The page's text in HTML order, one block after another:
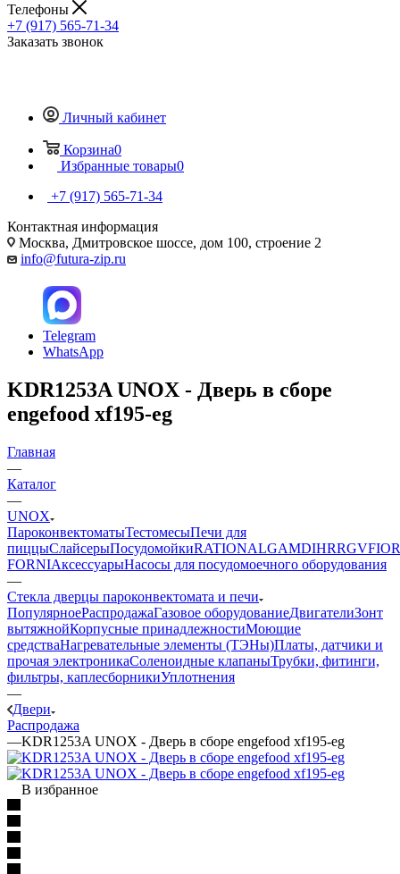
Телефоны
+7 (917) 565-71-34
Заказать звонок
Личный кабинет
Корзина0
Избранные товары0
+7 (917) 565-71-34
Контактная информация
Москва, Дмитровское шоссе, дом 100, строение 2
info@futura-zip.ru
Telegram
WhatsApp
KDR1253A UNOX - Дверь в сборе
engefood xf195-eg
Главная
—
Каталог
—
UNOX
ПароконвектоматыТестомесыПечи для
пиццыСлайсерыПосудомойкиRATIONALGAMDIHRRGV
FORNIАксессуарыНасосы для посудомоечного оборудования
—
Стекла дверцы пароконвектомата и печи
ПопулярноеРаспродажаГазовое оборудованиеДвигателиЗонт
вытяжнойКорпусные принадлежностиМоющие
средстваНагревательные элементы (ТЭНы)Платы, датчики и
прочая электроникаСоленоидные клапаныТрубки, фитинги,
фильтры, каплесборникиУплотнения
—
Двери
Распродажа
—KDR1253A UNOX - Дверь в сборе engefood xf195-eg
В избранное